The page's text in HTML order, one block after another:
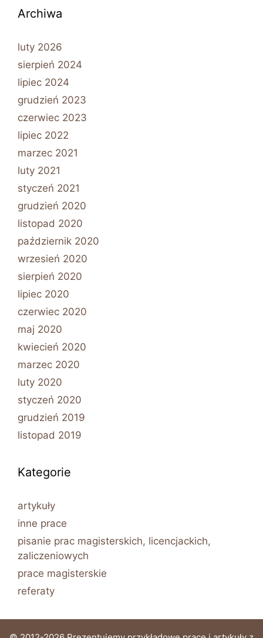
Archiwa
luty 2026
sierpień 2024
lipiec 2024
grudzień 2023
czerwiec 2023
lipiec 2022
marzec 2021
luty 2021
styczeń 2021
grudzień 2020
listopad 2020
październik 2020
wrzesień 2020
sierpień 2020
lipiec 2020
czerwiec 2020
maj 2020
kwiecień 2020
marzec 2020
luty 2020
styczeń 2020
grudzień 2019
listopad 2019
Kategorie
artykuły
inne prace
pisanie prac magisterskich, licencjackich,
zaliczeniowych
prace magisterskie
referaty